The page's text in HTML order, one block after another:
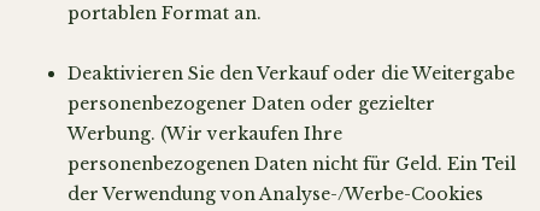
portablen Format an.
Deaktivieren Sie den Verkauf oder die Weitergabe
personenbezogener Daten oder gezielter
Werbung. (Wir verkaufen Ihre
personenbezogenen Daten nicht für Geld. Ein Teil
der Verwendung von Analyse-/Werbe-Cookies